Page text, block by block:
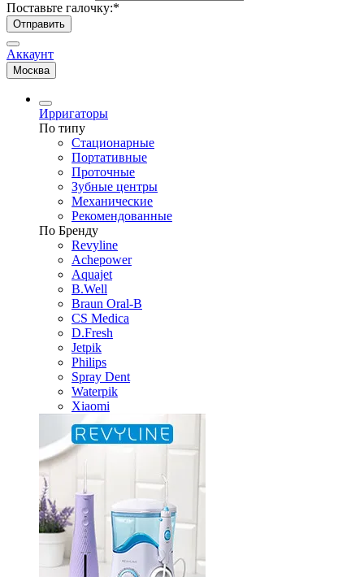
Поставьте галочку:*
Отправить
Аккаунт
Москва
Ирригаторы
По типу
Стационарные
Портативные
Проточные
Зубные центры
Механические
Рекомендованные
По Бренду
Revyline
Achepower
Aquajet
B.Well
Braun Oral-B
CS Medica
D.Fresh
Jetpik
Philips
Spray Dent
Waterpik
Xiaomi